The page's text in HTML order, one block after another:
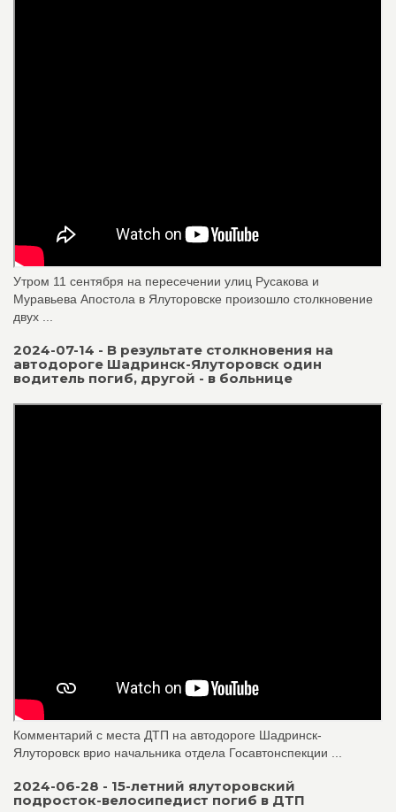
Утром 11 сентября на пересечении улиц Русакова и
Муравьева Апостола в Ялуторовске произошло столкновение
двух ...
2024-07-14 - В результате столкновения на
автодороге Шадринск-Ялуторовск один
водитель погиб, другой - в больнице
Комментарий с места ДТП на автодороге Шадринск-
Ялуторовск врио начальника отдела Госавтонспекции ...
2024-06-28 - 15-летний ялуторовский
подросток-велосипедист погиб в ДТП